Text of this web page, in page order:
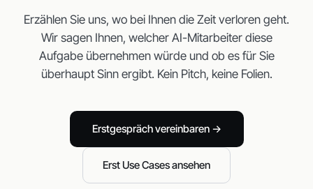
Erzählen Sie uns, wo bei Ihnen die Zeit verloren geht.
Wir sagen Ihnen, welcher AI-Mitarbeiter diese
Aufgabe übernehmen würde und ob es für Sie
überhaupt Sinn ergibt. Kein Pitch, keine Folien.
Erstgespräch vereinbaren →
Erst Use Cases ansehen